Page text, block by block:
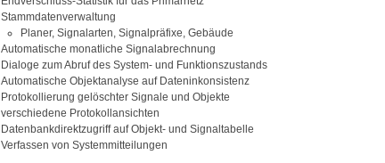
Stammdatenverwaltung
Planer, Signalarten, Signalpräfixe, Gebäude
Automatische monatliche Signalabrechnung
Dialoge zum Abruf des System- und Funktionszustands
Automatische Objektanalyse auf Dateninkonsistenz
Protokollierung gelöschter Signale und Objekte
verschiedene Protokollansichten
Datenbankdirektzugriff auf Objekt- und Signaltabelle
Verfassen von Systemmitteilungen